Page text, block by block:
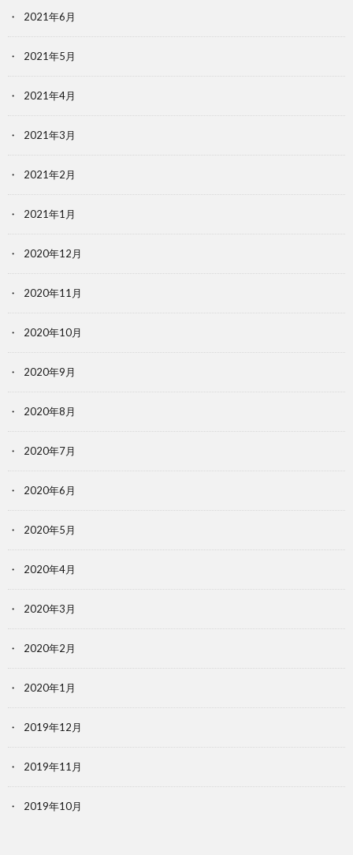
2021年6月
2021年5月
2021年4月
2021年3月
2021年2月
2021年1月
2020年12月
2020年11月
2020年10月
2020年9月
2020年8月
2020年7月
2020年6月
2020年5月
2020年4月
2020年3月
2020年2月
2020年1月
2019年12月
2019年11月
2019年10月